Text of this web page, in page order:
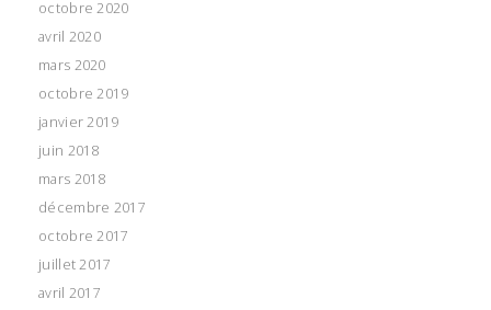
octobre 2020
avril 2020
mars 2020
octobre 2019
janvier 2019
juin 2018
mars 2018
décembre 2017
octobre 2017
juillet 2017
avril 2017